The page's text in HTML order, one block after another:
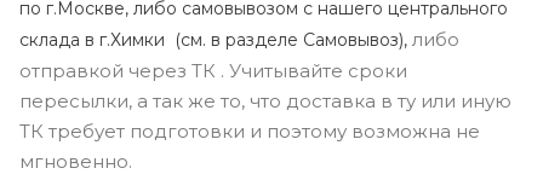
по г.Москве, либо самовывозом с нашего центрального
склада в г.Химки (см. в разделе Самовывоз), либо
отправкой через ТК . Учитывайте сроки
пересылки, а так же то, что доставка в ту или иную
ТК требует подготовки и поэтому возможна не
мгновенно.